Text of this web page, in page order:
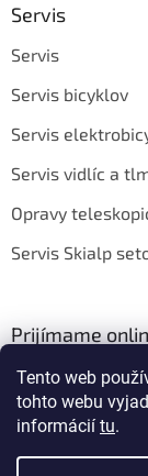
Tento web
tohto webu
informácií tu.
Servis
Servis
Servis bicyklov
Servis
Servis vidlíc a
Opravy
Servis Skialp
Prijímame